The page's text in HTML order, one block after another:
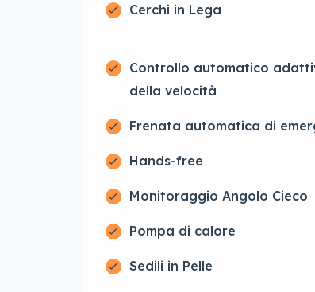
Cerchi in Lega
Controllo automatico
della velocità
Frenata automatica di
Hands-free
Monitoraggio Angolo Cieco
Pompa di calore
Sedili in Pelle